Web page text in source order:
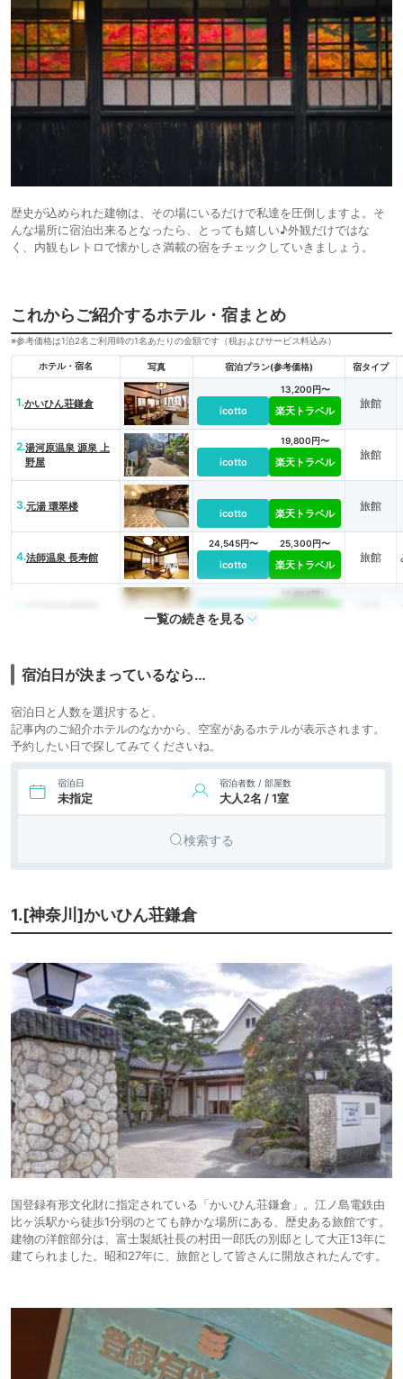
歴史が込められた建物は、その場にいるだけで私達を圧倒しますよ。そ
んな場所に宿泊出来るとなったら、とっても嬉しい♪外観だけではな
く、内観もレトロで懐かしさ満載の宿をチェックしていきましょう。
これからご紹介するホテル・宿まとめ
※参考価格は1泊2名ご利用時の1名あたりの金額です（税およびサービス料込み）
ホテル・宿名 写真 宿泊プラン(参考価格) 宿タイプ
1.かいひん荘鎌倉
icotto
13,200円〜
楽天トラベル
旅館
2.湯河原温泉 源泉 上
野屋
icotto
19,800円〜
楽天トラベル
旅館
3.元湯 環翠楼
icotto 楽天トラベル
旅館
4.法師温泉 長寿館
24,545円〜
icotto
25,300円〜
楽天トラベル
旅館
icotto
11,600円〜
一覧の続きを見る
宿泊日が決まっているなら…
宿泊日と人数を選択すると、
記事内のご紹介ホテルのなかから、空室があるホテルが表示されます。
予約したい日で探してみてくださいね。
宿泊日
未指定
宿泊者数 / 部屋数
大人2名 / 1室
検索する
1.[神奈川]かいひん荘鎌倉
国登録有形文化財に指定されている「かいひん荘鎌倉」。江ノ島電鉄由
比ヶ浜駅から徒歩1分弱のとても静かな場所にある、歴史ある旅館です。
建物の洋館部分は、富士製紙社長の村田一郎氏の別邸として大正13年に
建てられました。昭和27年に、旅館として皆さんに開放されたんです。